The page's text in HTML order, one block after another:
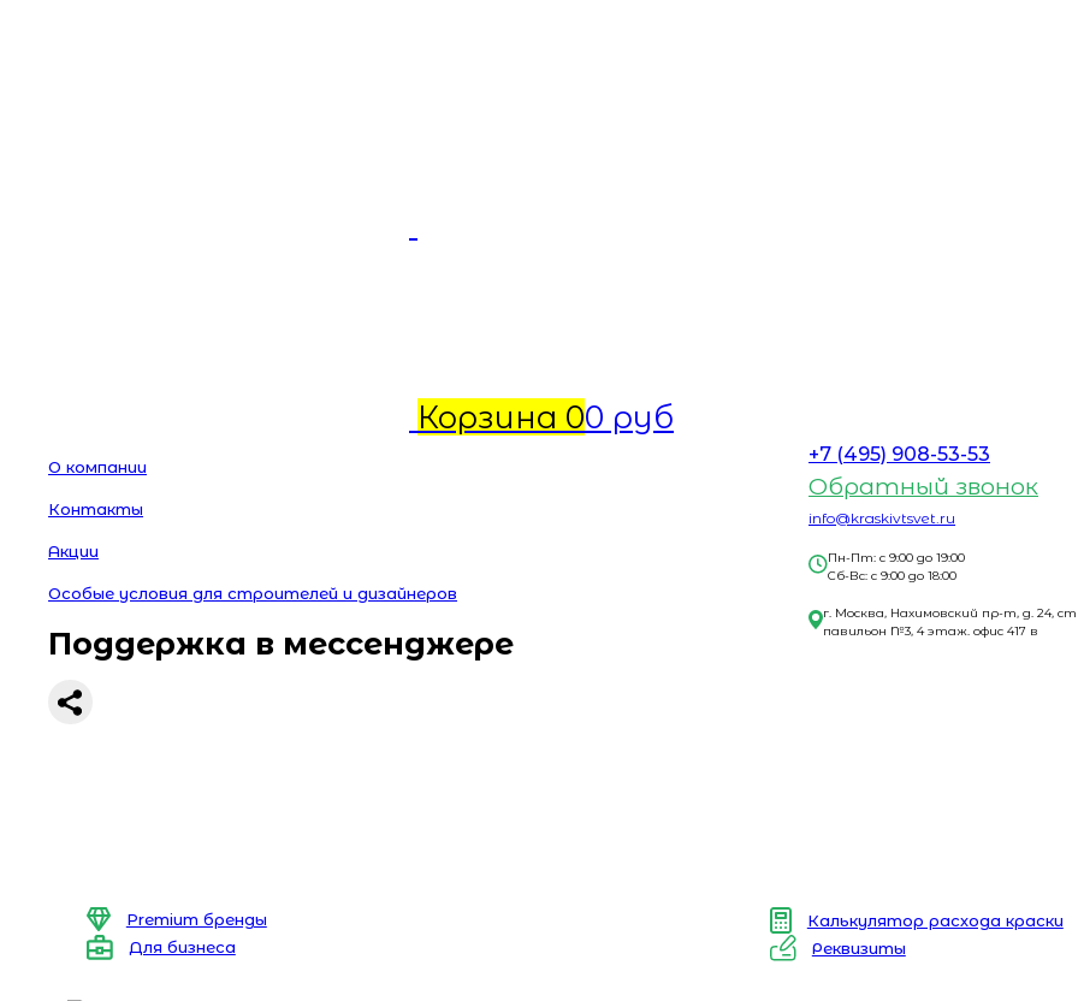
Корзина 00 руб
О компании
Контакты
Акции
Особые условия для строителей и дизайнеров
Поддержка в мессенджере
+7 (495) 908-53-53
Обратный звонок
info@kraskivtsvet.ru
Пн-Пт: с 9:00 до 19:00
Сб-Вс: с 9:00 до 18:00
г. Москва, Нахимовский пр-т, д. 24,
павильон №3, 4 этаж. офис 417 в
Premium бренды
Калькулятор расхода краски
Для бизнеса
Реквизиты